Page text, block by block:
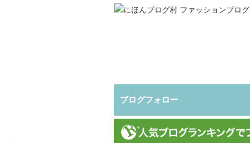
ブログフォロー